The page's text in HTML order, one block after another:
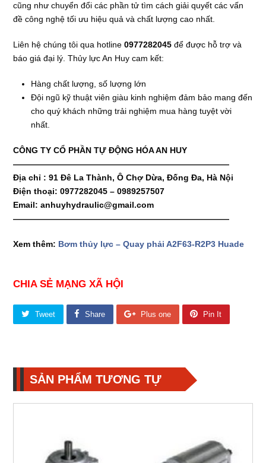
cũng như chuyển đổi các phần tử tìm cách giải quyết các vấn
đề công nghệ tối ưu hiệu quả và chất lượng cao nhất.
Liên hệ chúng tôi qua hotline0977282045 để được hỗ trợ và
báo giá đại lý. Thủy lực An Huy cam kết:
Hàng chất lượng, số lượng lớn
Đội ngũ kỹ thuật viên giàu kinh nghiệm đảm bảo mang đến
cho quý khách những trải nghiệm mua hàng tuyệt vời
nhất.
CÔNG TY CỔ PHẦN TỰ ĐỘNG HÓA AN HUY
——————————————————————————
Địa chỉ : 91 Đê La Thành, Ô Chợ Dừa, Đống Đa, Hà Nội
Điện thoại: 0977282045 – 0989257507
Email: anhuyhydraulic@gmail.com
——————————————————————————
Xem thêm: Bơm thủy lực – Quay phải A2F63-R2P3 Huade
CHIA SẺ MẠNG XÃ HỘI
Tweet Share Plus one Pin It
SẢN PHẨM TƯƠNG TỰ